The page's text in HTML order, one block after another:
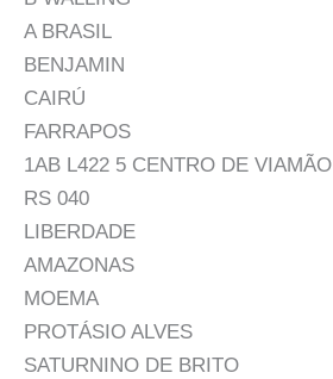
A BRASIL
BENJAMIN
CAIRÚ
FARRAPOS
1AB L422 5 CENTRO DE VIAMÃO
RS 040
LIBERDADE
AMAZONAS
MOEMA
PROTÁSIO ALVES
SATURNINO DE BRITO